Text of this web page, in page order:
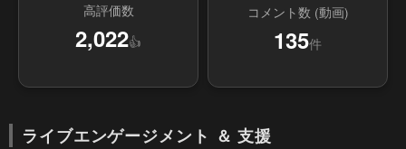
高評価数
2,022👍
コメント数 (動画)
135件
ライブエンゲージメント ＆ 支援